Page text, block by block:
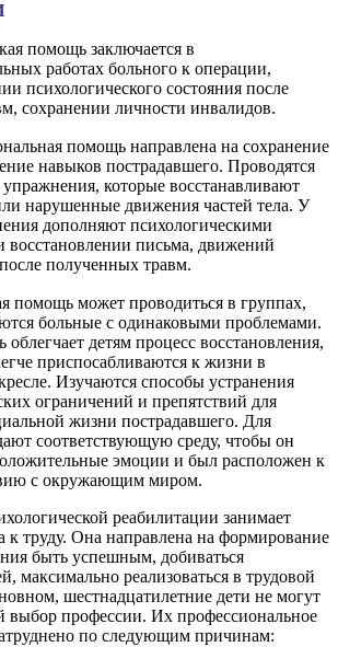
помощь заключается в
работах больного к операции,
психологического состояния после
сохранении личности инвалидов.
помощь направлена на сохранение
навыков пострадавшего. Проводятся
которые восстанавливают
нарушенные движения частей тела. У
дополняют психологическими
восстановлении письма, движений
полученных травм.
помощь может проводиться в группах,
больные с одинаковыми проблемами.
детям процесс восстановления,
приспосабливаются к жизни в
Изучаются способы устранения
ограничений и препятствий для
жизни пострадавшего. Для
соответствующую среду, чтобы он
эмоции и был расположен к
с окружающим миром.
реабилитации занимает
к труду. Она направлена на формирование
быть успешным, добиваться
максимально реализоваться в трудовой
шестнадцатилетние дети не могут
выбор профессии. Их профессиональное
по следующим причинам: